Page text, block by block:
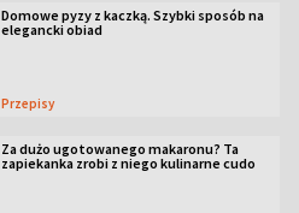
Domowe pyzy z kaczką. Szybki sposób na
elegancki obiad
Przepisy
Za dużo ugotowanego makaronu? Ta
zapiekanka zrobi z niego kulinarne cudo